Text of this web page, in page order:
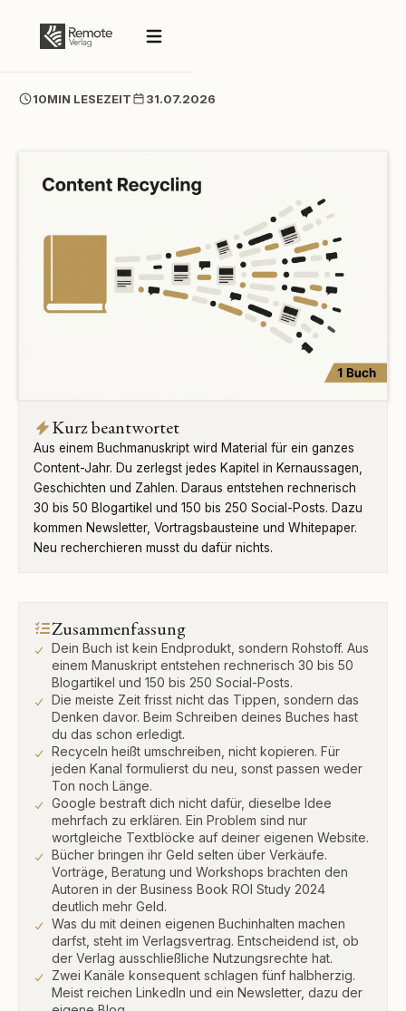
10MIN LESEZEIT 31.07.2026
Kurz beantwortet
Aus einem Buchmanuskript wird Material für ein ganzes
Content-Jahr. Du zerlegst jedes Kapitel in Kernaussagen,
Geschichten und Zahlen. Daraus entstehen rechnerisch
30 bis 50 Blogartikel und 150 bis 250 Social-Posts. Dazu
kommen Newsletter, Vortragsbausteine und Whitepaper.
Neu recherchieren musst du dafür nichts.
Zusammenfassung
Dein Buch ist kein Endprodukt, sondern Rohstoff. Aus
einem Manuskript entstehen rechnerisch 30 bis 50
Blogartikel und 150 bis 250 Social-Posts.
Die meiste Zeit frisst nicht das Tippen, sondern das
Denken davor. Beim Schreiben deines Buches hast
du das schon erledigt.
Recyceln heißt umschreiben, nicht kopieren. Für
jeden Kanal formulierst du neu, sonst passen weder
Ton noch Länge.
Google bestraft dich nicht dafür, dieselbe Idee
mehrfach zu erklären. Ein Problem sind nur
wortgleiche Textblöcke auf deiner eigenen Website.
Bücher bringen ihr Geld selten über Verkäufe.
Vorträge, Beratung und Workshops brachten den
Autoren in der Business Book ROI Study 2024
deutlich mehr Geld.
Was du mit deinen eigenen Buchinhalten machen
darfst, steht im Verlagsvertrag. Entscheidend ist, ob
der Verlag ausschließliche Nutzungsrechte hat.
Zwei Kanäle konsequent schlagen fünf halbherzig.
Meist reichen LinkedIn und ein Newsletter, dazu der